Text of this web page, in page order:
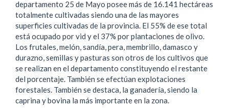
departamento 25 de Mayo posee más de 16.141 hectáreas
totalmente cultivadas siendo una de las mayores
superficies cultivadas de la provincia. El 55% de ese total
está ocupado por vid y el 37% por plantaciones de olivo.
Los frutales, melón, sandía, pera, membrillo, damasco y
durazno, semillas y pasturas son otros de los cultivos que
se realizan en el departamento constituyendo el restante
del porcentaje. También se efectúan explotaciones
forestales. También se destaca, la ganadería, siendo la
caprina y bovina la más importante en la zona.